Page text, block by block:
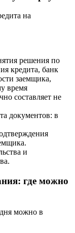
на
решения по
кредита, банк
заемщика,
время
составляет не
документов: в
и
где можно
можно в